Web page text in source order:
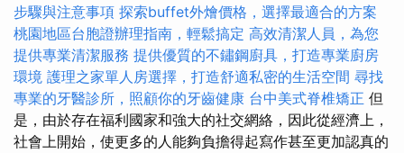
步驟與注意事項 探索buffet外燴價格，選擇最適合的方案
桃園地區台胞證辦理指南，輕鬆搞定 高效清潔人員，為您
提供專業清潔服務 提供優質的不鏽鋼廚具，打造專業廚房
環境 護理之家單人房選擇，打造舒適私密的生活空間 尋找
專業的牙醫診所，照顧你的牙齒健康 台中美式脊椎矯正 但
是，由於存在福利國家和強大的社交網絡，因此從經濟上，
社會上開始，使更多的人能夠負擔得起寫作甚至更加認真的